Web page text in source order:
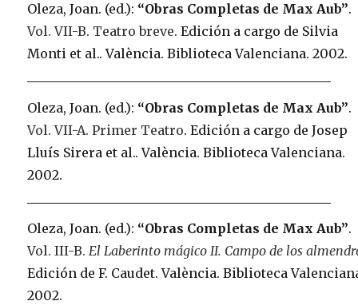
Oleza, Joan. (ed.): “Obras Completas de Max Aub”.
Vol. VII-B. Teatro breve. Edición a cargo de Silvia
Monti et al.. València. Biblioteca Valenciana. 2002.
Oleza, Joan. (ed.): “Obras Completas de Max Aub”.
Vol. VII-A. Primer Teatro. Edición a cargo de Josep
Lluís Sirera et al.. València. Biblioteca Valenciana.
2002.
Oleza, Joan. (ed.): “Obras Completas de Max Aub”.
Vol. III-B.El Laberinto mágico II. Campo de los
Edición de F. Caudet. València. Biblioteca
2002.